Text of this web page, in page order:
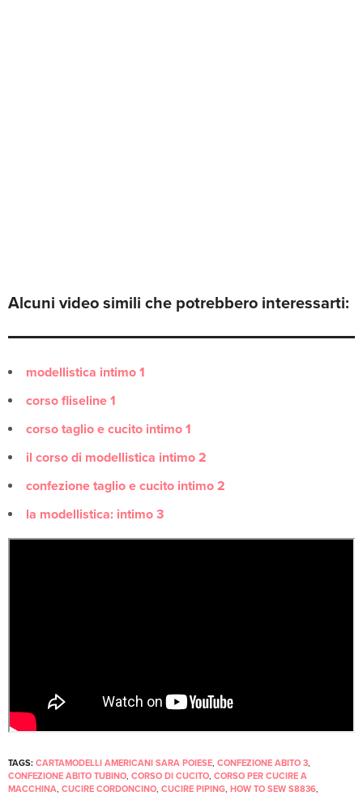
Alcuni video simili che potrebbero interessarti:
modellistica intimo 1
corso fliseline 1
corso taglio e cucito intimo 1
il corso di modellistica intimo 2
confezione taglio e cucito intimo 2
la modellistica: intimo 3
TAGS: CARTAMODELLI AMERICANI SARA POIESE, CONFEZIONE ABITO 3,
CONFEZIONE ABITO TUBINO, CORSO DI CUCITO, CORSO PER CUCIRE A
MACCHINA, CUCIRE CORDONCINO, CUCIRE PIPING, HOW TO SEW S8836,